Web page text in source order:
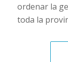
ordenar la
toda la